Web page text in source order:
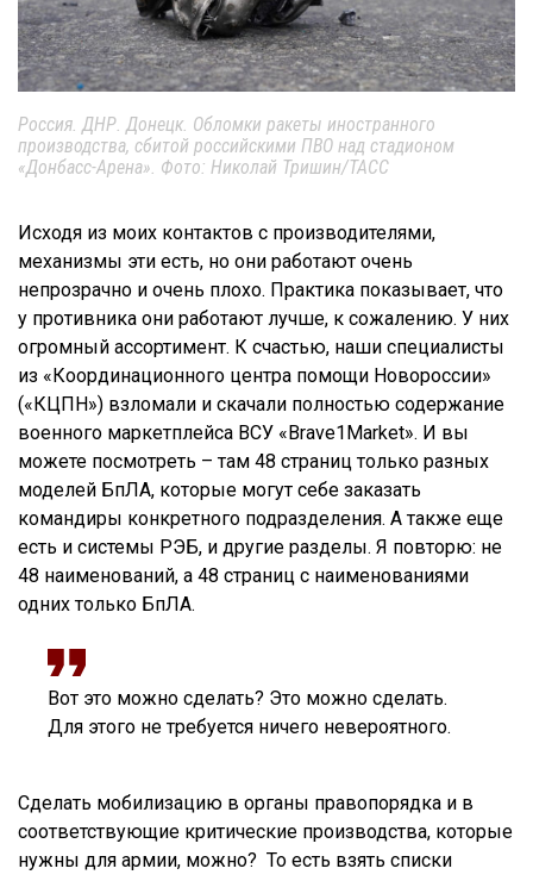
Россия. ДНР. Донецк. Обломки ракеты иностранного
производства, сбитой российскими ПВО над стадионом
«Донбасс-Арена». Фото: Николай Тришин/ТАСС
Исходя из моих контактов с производителями,
механизмы эти есть, но они работают очень
непрозрачно и очень плохо. Практика показывает, что
у противника они работают лучше, к сожалению. У них
огромный ассортимент. К счастью, наши специалисты
из «Координационного центра помощи Новороссии»
(«КЦПН») взломали и скачали полностью содержание
военного маркетплейса ВСУ «Brave1Market». И вы
можете посмотреть – там 48 страниц только разных
моделей БпЛА, которые могут себе заказать
командиры конкретного подразделения. А также еще
есть и системы РЭБ, и другие разделы. Я повторю: не
48 наименований, а 48 страниц с наименованиями
одних только БпЛА.
Вот это можно сделать? Это можно сделать.
Для этого не требуется ничего невероятного.
Сделать мобилизацию в органы правопорядка и в
соответствующие критические производства, которые
нужны для армии, можно? То есть взять списки